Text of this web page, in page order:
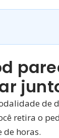
de
retira o
horas.